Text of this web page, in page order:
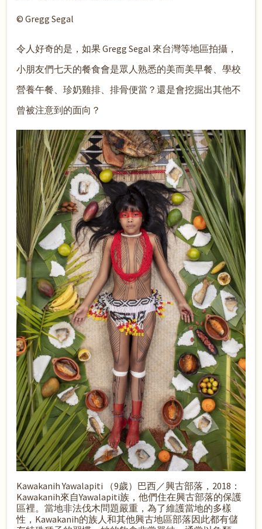
© Gregg Segal
令人好奇的是，如果 Gregg Segal 來台灣等地區拍攝，
小朋友們七天的餐食會是眾人熟悉的美而美早餐、學校
營養午餐、珍奶雞排、排骨便當？還是會挖掘出其他不
曾被注意到的面向？
Kawakanih Yawalapiti （9歲）巴西／興古部落，2018：
Kawakanih來自Yawalapiti族，他們住在興古部落的保護
區裡。當地非法伐木問題嚴重，為了維護當地的多樣
性，Kawakanih的族人和其他興古地區部落因此都有儲